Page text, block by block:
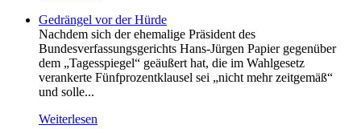
Gedrängel vor der Hürde
Nachdem sich der ehemalige Präsident des
Bundesverfassungsgerichts Hans-Jürgen Papier gegenüber
dem „Tagesspiegel“ geäußert hat, die im Wahlgesetz
verankerte Fünfprozentklausel sei „nicht mehr zeitgemäß“
und solle...
Weiterlesen